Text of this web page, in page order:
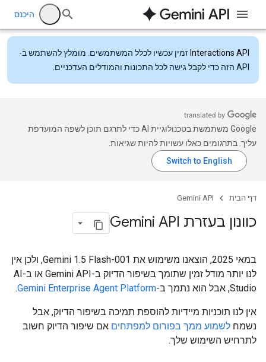
היכנס
Interactions API זמין עכשיו לכלל המשתמשים. מומלץ להשתמש ב-
API הזה כדי לקבל גישה לכל התכונות והמודלים העדכניים.
‫Google משתמשת בטכנולוגיית AI כדי לתרגם תוכן לשפה המועדפת
עליך. בתרגומים כאלו עשויות להיות שגיאות.
דף הבית Gemini API
כוונון בעזרת Gemini API
במאי 2025, הוצאנו משימוש את Gemini 1.5 Flash-001, ולכן אין
לנו יותר מודל זמין שתומך בשיפור הדיוק ב-Gemini API או ב-AI
Studio, אבל הוא נתמך ב-
Gemini Enterprise Agent Platform
.
אין לנו תוכניות מיידיות להוספת תמיכה בשיפור הדיוק, אבל
נשמח לשמוע ממך בפורום למפתחים אם שיפור הדיוק חשוב
לתרחיש השימוש שלך.